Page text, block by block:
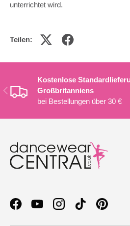
unterrichtet wird.
Teilen:
VORHERIGE
Kostenlose
Großbritanniens
bei Bestellungen über 30 €
FacebookYouTubeInstagramTikTokPinterest